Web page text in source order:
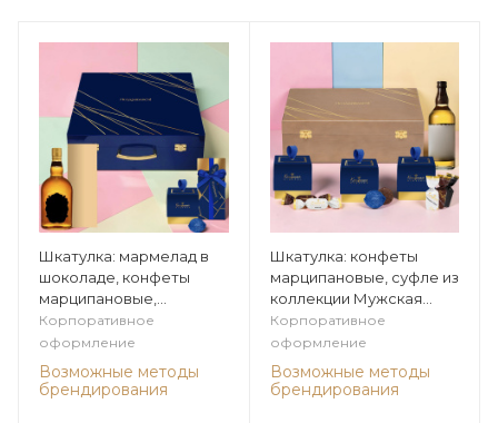
Шкатулка: мармелад в
шоколаде, конфеты
марципановые,
сухофрукты в шоколаде
из коллекции Мужская
коллекция
Корпоративное
оформление
Возможные методы
брендирования
Шкатулка: конфеты
марципановые, суфле из
коллекции Мужская
коллекция
Корпоративное
оформление
Возможные методы
брендирования